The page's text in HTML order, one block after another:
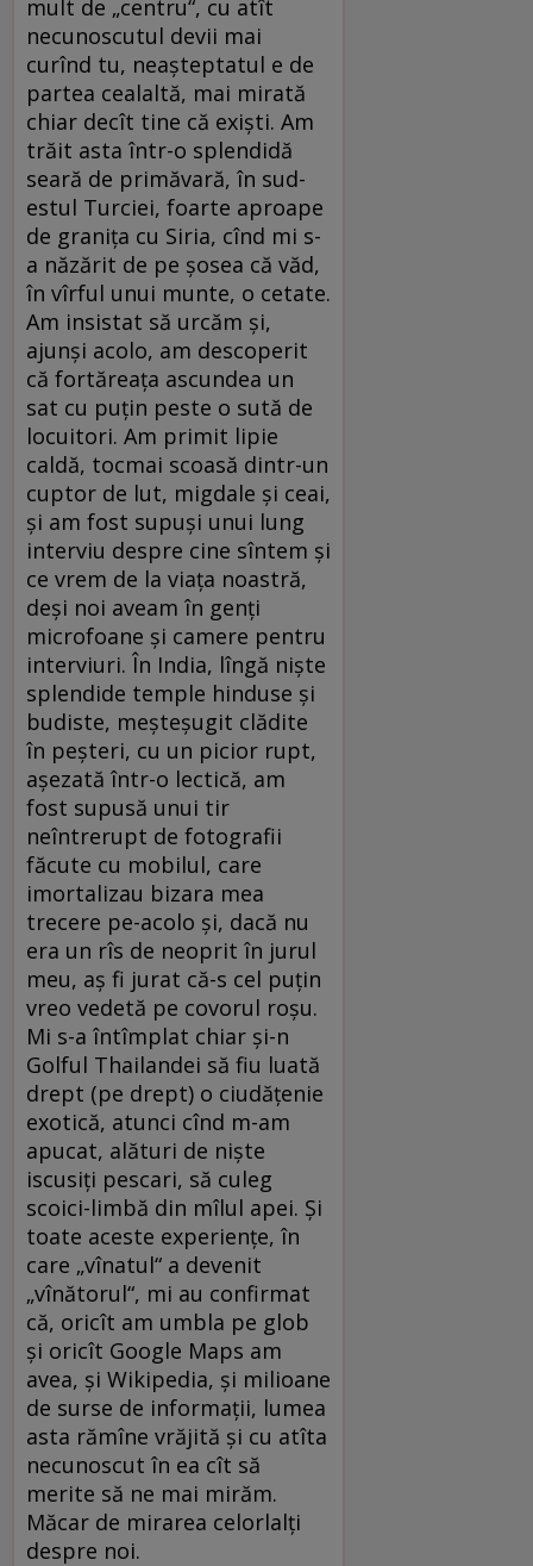
mult de „centru“, cu atît
necunoscutul devii mai
curînd tu, neașteptatul e de
partea cealaltă, mai mirată
chiar decît tine că exiști. Am
trăit asta într-o splendidă
seară de primăvară, în sud-
estul Turciei, foarte aproape
de granița cu Siria, cînd mi s-
a năzărit de pe șosea că văd,
în vîrful unui munte, o cetate.
Am insistat să urcăm și,
ajunși acolo, am descoperit
că fortăreața ascundea un
sat cu puțin peste o sută de
locuitori. Am primit lipie
caldă, tocmai scoasă dintr-un
cuptor de lut, migdale și ceai,
și am fost supuși unui lung
interviu despre cine sîntem și
ce vrem de la viața noastră,
deși noi aveam în genți
microfoane și camere pentru
interviuri. În India, lîngă niște
splendide temple hinduse și
budiste, meșteșugit clădite
în peșteri, cu un picior rupt,
așezată într-o lectică, am
fost supusă unui tir
neîntrerupt de fotografii
făcute cu mobilul, care
imortalizau bizara mea
trecere pe-acolo și, dacă nu
era un rîs de neoprit în jurul
meu, aș fi jurat că-s cel puțin
vreo vedetă pe covorul roșu.
Mi s-a întîmplat chiar și-n
Golful Thailandei să fiu luată
drept (pe drept) o ciudățenie
exotică, atunci cînd m-am
apucat, alături de niște
iscusiți pescari, să culeg
scoici-limbă din mîlul apei. Și
toate aceste experiențe, în
care „vînatul“ a devenit
„vînătorul“, mi au confirmat
că, oricît am umbla pe glob
și oricît Google Maps am
avea, și Wikipedia, și milioane
de surse de informații, lumea
asta rămîne vrăjită și cu atîta
necunoscut în ea cît să
merite să ne mai mirăm.
Măcar de mirarea celorlalți
despre noi.